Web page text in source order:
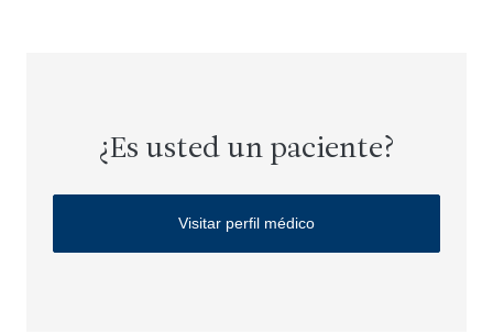
¿Es usted un paciente?
Visitar perfil médico